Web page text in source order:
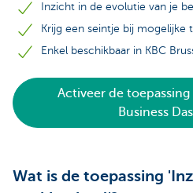
Inzicht in de evolutie van je
Krijg een seintje bij
Enkel beschikbaar in KBC
Activeer de toepassing
Business
Wat is de toepassing